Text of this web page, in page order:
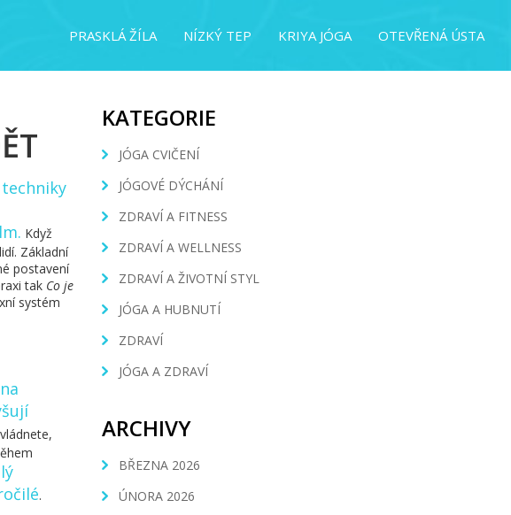
PRASKLÁ ŽÍLA NÍZKÝ TEP KRIYA JÓGA OTEVŘENÁ ÚSTA
Když
Základní
postavení
tak Co je
systém
.
KATEGORIE
JÓGA CVIČENÍ
JÓGOVÉ DÝCHÁNÍ
ZDRAVÍ A FITNESS
ZDRAVÍ A WELLNESS
ZDRAVÍ A ŽIVOTNÍ STYL
JÓGA A HUBNUTÍ
ZDRAVÍ
JÓGA A ZDRAVÍ
ARCHIVY
BŘEZNA 2026
ÚNORA 2026